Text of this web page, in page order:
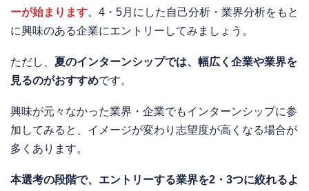
ーが始まります。4・5月にした自己分析・業界分析をもと
に興味のある企業にエントリーしてみましょう。
ただし、 夏のインターンシップでは、幅広く企業や業界を
見るのがおすすめです。
興味が元々なかった業界・企業でもインターンシップに参
加してみると、イメージが変わり志望度が高くなる場合が
多くあります。
本選考の段階で、エントリーする業界を2・3つに絞れるよ